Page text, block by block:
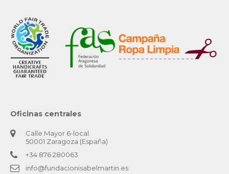
Oficinas centrales
Calle Mayor 6-local.
50001 Zaragoza (España)
+34 876 280063
info@fundacionisabelmartin.es